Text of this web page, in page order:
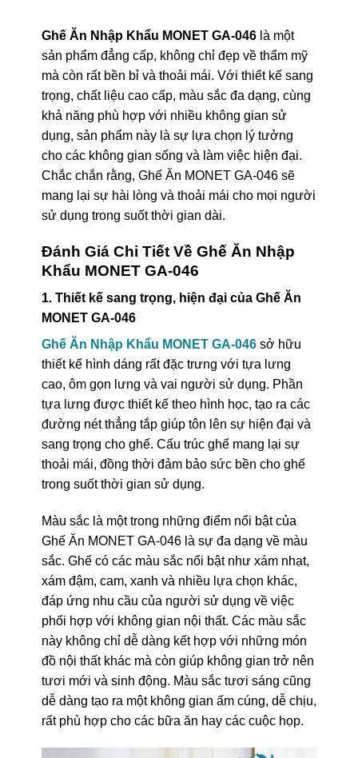
Ghế Ăn Nhập Khẩu MONET GA-046là một
sản phẩm đẳng cấp, không chỉ đẹp về thẩm mỹ
mà còn rất bền bỉ và thoải mái. Với thiết kế sang
trọng, chất liệu cao cấp, màu sắc đa dạng, cùng
khả năng phù hợp với nhiều không gian sử
dụng, sản phẩm này là sự lựa chọn lý tưởng
cho các không gian sống và làm việc hiện đại.
Chắc chắn rằng, Ghế Ăn MONET GA-046 sẽ
mang lại sự hài lòng và thoải mái cho mọi người
sử dụng trong suốt thời gian dài.
Đánh Giá Chi Tiết Về Ghế Ăn Nhập
Khẩu MONET GA-046
1. Thiết kế sang trọng, hiện đại của Ghế Ăn
MONET GA-046
Ghế Ăn Nhập Khẩu MONET GA-046sở hữu
thiết kế hình dáng rất đặc trưng với tựa lưng
cao, ôm gọn lưng và vai người sử dụng. Phần
tựa lưng được thiết kế theo hình học, tạo ra các
đường nét thẳng tắp giúp tôn lên sự hiện đại và
sang trọng cho ghế. Cấu trúc ghế mang lại sự
thoải mái, đồng thời đảm bảo sức bền cho ghế
trong suốt thời gian sử dụng.
Màu sắc là một trong những điểm nổi bật của
Ghế Ăn MONET GA-046 là sự đa dạng về màu
sắc. Ghế có các màu sắc nổi bật như xám nhạt,
xám đậm, cam, xanh và nhiều lựa chọn khác,
đáp ứng nhu cầu của người sử dụng về việc
phối hợp với không gian nội thất. Các màu sắc
này không chỉ dễ dàng kết hợp với những món
đồ nội thất khác mà còn giúp không gian trở nên
tươi mới và sinh động. Màu sắc tươi sáng cũng
dễ dàng tạo ra một không gian ấm cúng, dễ chịu,
rất phù hợp cho các bữa ăn hay các cuộc họp.